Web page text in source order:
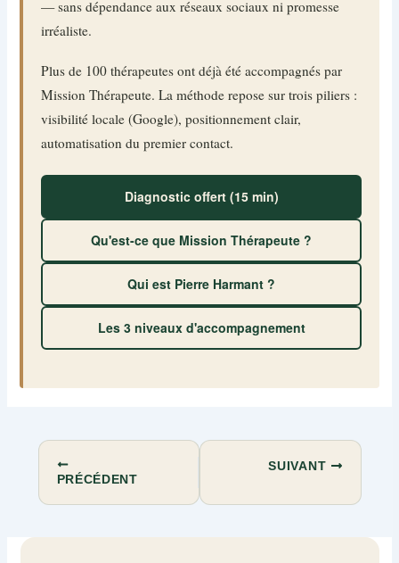
— sans dépendance aux réseaux sociaux ni promesse
irréaliste.
Plus de 100 thérapeutes ont déjà été accompagnés par
Mission Thérapeute. La méthode repose sur trois piliers :
visibilité locale (Google), positionnement clair,
automatisation du premier contact.
Diagnostic offert (15 min)
Qu'est-ce que Mission Thérapeute ?
Qui est Pierre Harmant ?
Les 3 niveaux d'accompagnement
PRÉCÉDENT
SUIVANT